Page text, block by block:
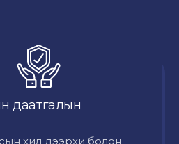
даатгалын
хил дээрхи болон